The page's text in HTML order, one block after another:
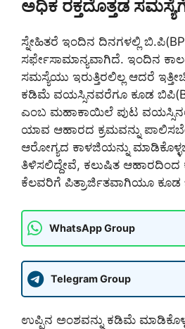
ಅಧಿಕ ರಕ್ತದೊತ್ತಡ
ಸ್ನೇಹಿತರೆ ಇಂದಿನ ದಿನಗಳಲ್ಲಿ
ಸರ್ಫೇಸಾಮಾನ್ಯವಾಗಿದೆ. ಇಂದಿನ
ಸಮಸ್ಯೆಯು ಇರುತ್ತಿರಲಿಲ್ಲ ಆದರೆ
ಕಡಿಮೆ ವಯಸ್ಸಿನವರೆಗೂ ಕೂಡ
ಎಂಬ ಮಹಾಕಾಯಿಲೆ ಪುಟ
ಯಾವ ಆಹಾರದ ಕ್ರಮವನ್ನು
ಆರೋಗ್ಯದ ಕಾಳಜಿಯನ್ನು
ತಿಳಿಸಲಿದ್ದೇವೆ, ಕಲುಷಿತ ಆಹಾರದಿಂದ
ಕೆಲವರಿಗೆ ಪಿತ್ರಾರ್ಜಿತವಾಗಿಯೂ ಕೂಡ
WhatsApp Group
Telegram Group
ಉಪ್ಪಿನ ಅಂಶವನ್ನು ಕಡಿಮೆ